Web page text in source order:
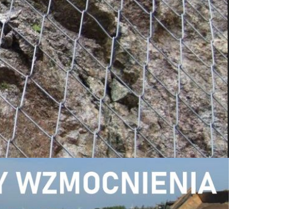
Podziemnego. Instytut objął wydarzenie
RIDII.